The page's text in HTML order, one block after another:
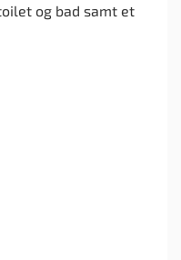
og bad samt et